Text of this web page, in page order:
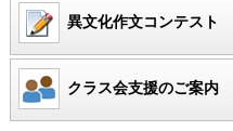
異文化作文コンテスト
クラス会支援のご案内